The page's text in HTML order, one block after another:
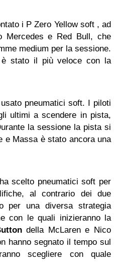
i P Zero Yellow soft , ad
Mercedes e Red Bull, che
medium per la sessione.
stato il più veloce con la
pneumatici soft. I piloti
ultimi a scendere in pista,
la sessione la pista si
e Massa è stato ancora una
scelto pneumatici soft per
al contrario dei due
per una diversa strategia
con le quali inizieranno la
della McLaren e Nico
hanno segnato il tempo sul
scegliere con quale